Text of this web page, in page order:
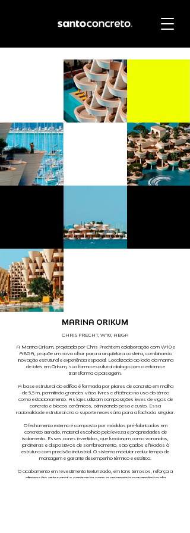
MARINA ORIKUM
CHRIS PRECHT, W10, ABGA
A Marina Orikum, projetada por Chris Precht em colaboração com W10 e
ABGA, propõe um novo olhar para a arquitetura costeira, combinando
inovação estrutural e experiência espacial. Localizada ao lado da marina
de iates em Orikum, sua forma escultural dialoga com o entorno e
transforma a paisagem.
A base estrutural do edifício é formada por pilares de concreto em malha
de 5,5 m, permitindo grandes vãos livres e eficiência no uso do térreo
como estacionamento. As lajes utilizam composições leves de vigas de
concreto e blocos cerâmicos, otimizando peso e custo. Essa
racionalidade estrutural cria o suporte necessário para a fachada singular.
O fechamento externo é composto por módulos pré-fabricados em
concreto aerado, material escolhido pela leveza e propriedades de
isolamento. Esses cones invertidos, que funcionam como varandas,
jardineiras e dispositivos de sombreamento, são içados e fixados à
estrutura com precisão industrial. O sistema modular reduz tempo de
montagem e garante desempenho térmico e estético.
O acabamento em revestimento texturizado, em tons terrosos, reforça a
dimensão artesanal e contrasta com a geometria paramétrica da